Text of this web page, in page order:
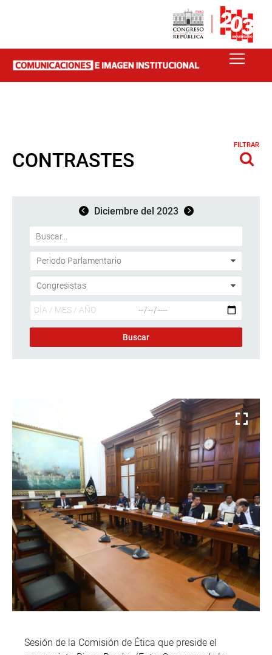
CONTRASTES
FILTRAR
Diciembre del 2023
Sesión de la Comisión de Ética que preside el